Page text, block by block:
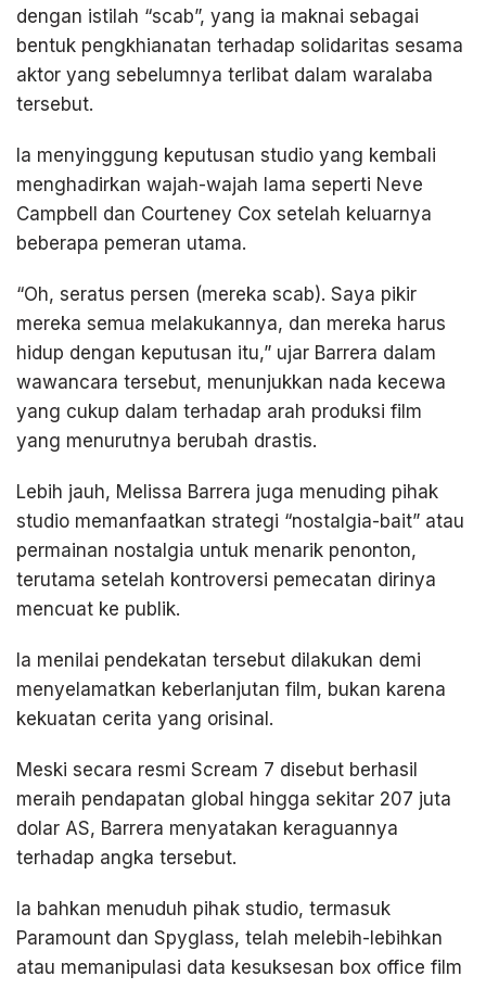
dengan istilah “scab”, yang ia maknai sebagai
bentuk pengkhianatan terhadap solidaritas sesama
aktor yang sebelumnya terlibat dalam waralaba
tersebut.
Ia menyinggung keputusan studio yang kembali
menghadirkan wajah-wajah lama seperti Neve
Campbell dan Courteney Cox setelah keluarnya
beberapa pemeran utama.
“Oh, seratus persen (mereka scab). Saya pikir
mereka semua melakukannya, dan mereka harus
hidup dengan keputusan itu,” ujar Barrera dalam
wawancara tersebut, menunjukkan nada kecewa
yang cukup dalam terhadap arah produksi film
yang menurutnya berubah drastis.
Lebih jauh, Melissa Barrera juga menuding pihak
studio memanfaatkan strategi “nostalgia-bait” atau
permainan nostalgia untuk menarik penonton,
terutama setelah kontroversi pemecatan dirinya
mencuat ke publik.
Ia menilai pendekatan tersebut dilakukan demi
menyelamatkan keberlanjutan film, bukan karena
kekuatan cerita yang orisinal.
Meski secara resmi Scream 7 disebut berhasil
meraih pendapatan global hingga sekitar 207 juta
dolar AS, Barrera menyatakan keraguannya
terhadap angka tersebut.
Ia bahkan menuduh pihak studio, termasuk
Paramount dan Spyglass, telah melebih-lebihkan
atau memanipulasi data kesuksesan box office film